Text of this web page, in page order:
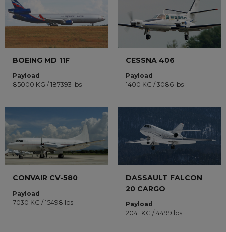
BOEING MD 11F
Payload
85000 KG / 187393 lbs
CESSNA 406
Payload
1400 KG / 3086 lbs
CONVAIR CV-580
Payload
7030 KG / 15498 lbs
DASSAULT FALCON
20 CARGO
Payload
2041 KG / 4499 lbs